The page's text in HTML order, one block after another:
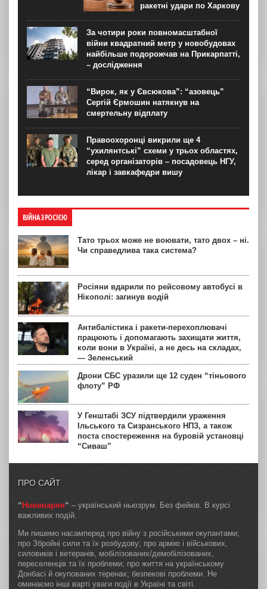
ракетні удари по Харкову
За чотири роки повномасштабної
війни квадратний метр у новобудовах
найбільше подорожчав на Прикарпатті,
– дослідження
“Вирок, як у Євсюкова”: “азовець”
Сергій Єрмошин натякнув на
смертельну відплату
Правоохоронці викрили ще 4
“ухилянтські” схеми у трьох областях,
серед організаторів – посадовець НГУ,
лікар і завкафедри вишу
ВІЙНА З РОСІЄЮ
Тато трьох може не воювати, тато двох – ні.
Чи справедлива така система?
Росіяни вдарили по рейсовому автобусі в
Нікополі: загинув водій
Антибалістика і ракети-перехоплювачі
працюють і допомагають захищати життя,
коли вони в Україні, а не десь на складах,
— Зеленський
Дрони СБС уразили ще 12 суден “тіньового
флоту” РФ
У Генштабі ЗСУ підтвердили ураження
Ільського та Сизранського НПЗ, а також
поста спостереження на буровій установці
“Сиваш”
ПРО САЙТ
“Новинарня“ – український ньюзрум. Без фейків. В курсі
важливих подій.
Ми пишемо насамперед про війну з російськими окупантами;
про Збройні сили та їх розбудову; про армію і військових,
силовиків і ветеранів, мобілізованих/демобілізованих,
переселенців та їх проблеми; про життя на українському
Донбасі й окупованих теренах; безпекові проблеми. Не
оминаємо інші варті уваги події в Україні та світі.